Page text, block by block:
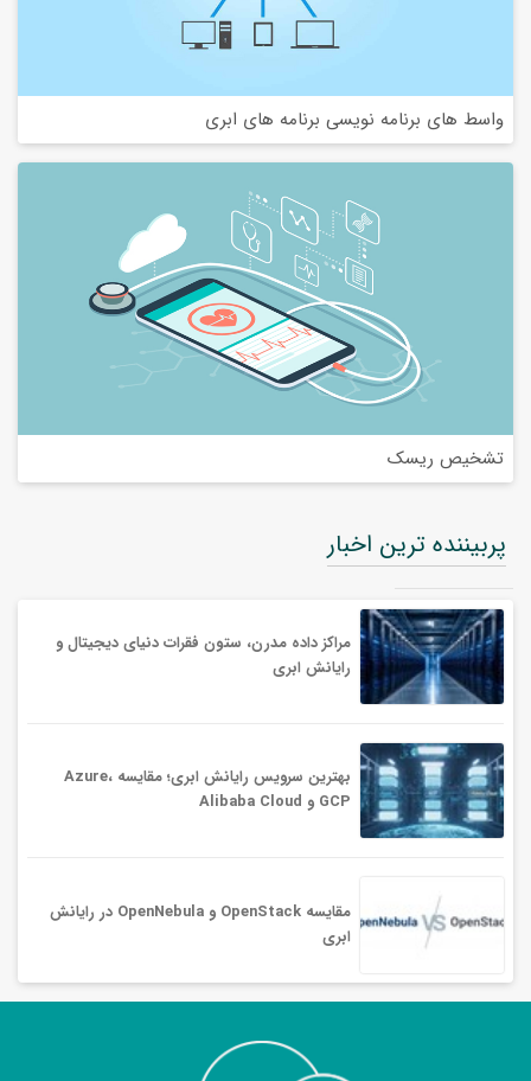
واسط های برنامه نویسی برنامه های ابری
تشخیص ریسک
پربیننده ترین اخبار
مراکز داده مدرن، ستون فقرات دنیای دیجیتال و
رایانش ابری
بهترین سرویس‌ رایانش ابری؛ مقایسه Azure،
GCP و Alibaba Cloud
مقایسه OpenStack و OpenNebula در رایانش
ابری